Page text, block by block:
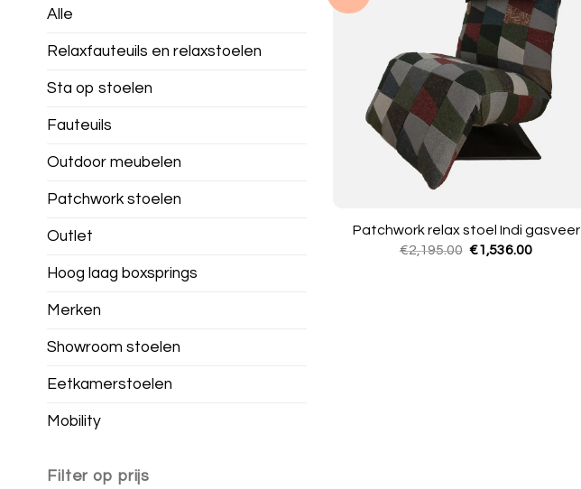
Alle
Relaxfauteuils en relaxstoelen
Sta op stoelen
Fauteuils
Outdoor meubelen
Patchwork stoelen
Outlet
Hoog laag boxsprings
Merken
Showroom stoelen
Eetkamerstoelen
Mobility
Filter op prijs
Patchwork relax stoel Indi gasveer
€2,195.00 Oorspronkelijke
€1,536.00Huidige